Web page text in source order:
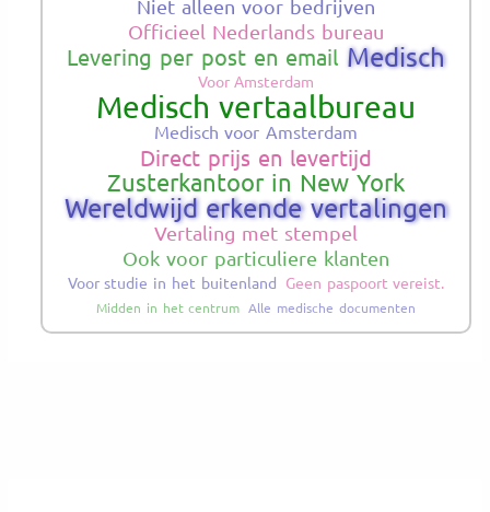
Niet alleen voor bedrijven
Officieel Nederlands bureau
Levering per post en email Medisch
Voor Amsterdam
Medisch vertaalbureau
Medisch voor Amsterdam
Direct prijs en levertijd
Zusterkantoor in New York
Wereldwijd erkende vertalingen
Vertaling met stempel
Ook voor particuliere klanten
Voor studie in het buitenland Geen paspoort vereist.
Midden in het centrum Alle medische documenten